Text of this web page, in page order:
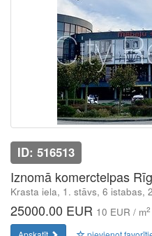
ID: 516513
Iznomā komerctelpas
Krasta iela, 1. stāvs, 6 istabas,
25000.00 EUR 10 EUR / m2